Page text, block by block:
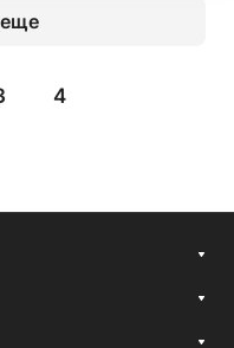
еще
4